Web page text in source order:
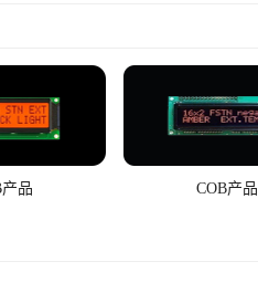
品 COB产品